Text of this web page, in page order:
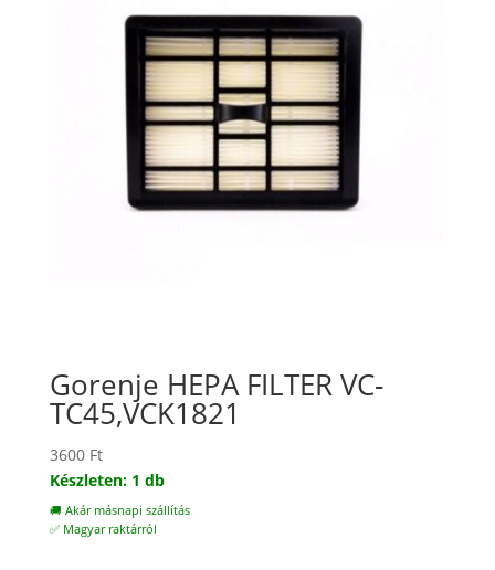
Gorenje HEPA FILTER VC-
TC45,VCK1821
3600 Ft
Készleten: 1 db
🚚 Akár másnapi szállítás
✅ Magyar raktárról